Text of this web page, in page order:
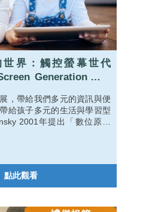
界：觸控螢幕世代
Generation）的
，帶給我們多元的資訊與便
給孩子多元的生活與學習型
2001年提出「數位原住
位原住民的父母或教育人
民」（digital immigrant），
是因為工作，才會接觸到科
點此觀看